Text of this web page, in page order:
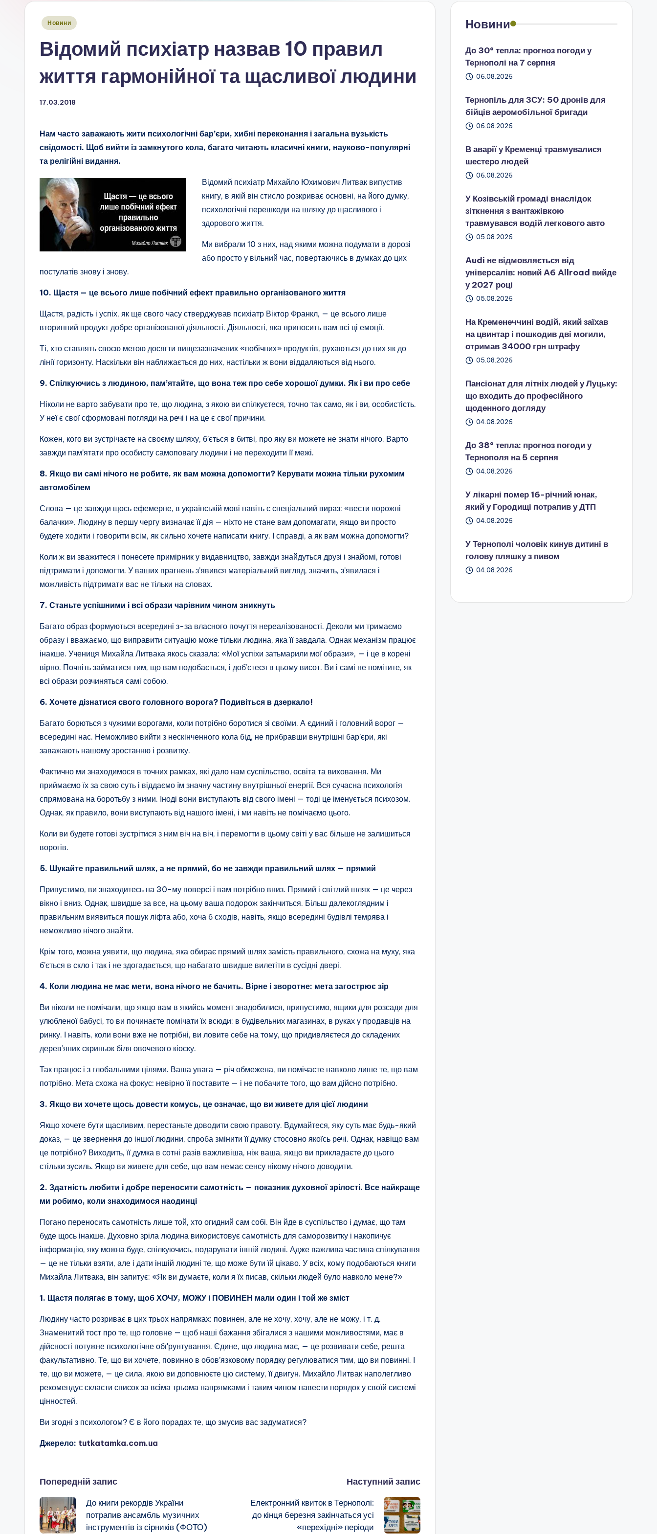
Опубліковано
Новини
Відомий психіатр назвав 10 правил
життя гармонійної та щасливої людини
17.03.2018
Нам часто заважають жити психологічні бар’єри, хибні переконання і загальна вузькість
свідомості. Щоб вийти із замкнутого кола, багато читають класичні книги, науково-популярні
та релігійні видання.
Відомий психіатр Михайло Юхимович Литвак випустив
книгу, в якій він стисло розкриває основні, на його думку,
психологічні перешкоди на шляху до щасливого і
здорового життя.
Ми вибрали 10 з них, над якими можна подумати в дорозі
або просто у вільний час, повертаючись в думках до цих
постулатів знову і знову.
10. Щастя — це всього лише побічний ефект правильно організованого життя
Щастя, радість і успіх, як ще свого часу стверджував психіатр Віктор Франкл, — це всього лише
вторинний продукт добре організованої діяльності. Діяльності, яка приносить вам всі ці емоції.
Ті, хто ставлять своєю метою досягти вищезазначених «побічних» продуктів, рухаються до них як до
лінії горизонту. Наскільки він наближається до них, настільки ж вони віддаляються від нього.
9. Спілкуючись з людиною, пам’ятайте, що вона теж про себе хорошої думки. Як і ви про себе
Ніколи не варто забувати про те, що людина, з якою ви спілкуєтеся, точно так само, як і ви, особистість.
У неї є свої сформовані погляди на речі і на це є свої причини.
Кожен, кого ви зустрічаєте на своєму шляху, б’ється в битві, про яку ви можете не знати нічого. Варто
завжди пам’ятати про особисту самоповагу людини і не переходити її межі.
8. Якщо ви самі нічого не робите, як вам можна допомогти? Керувати можна тільки рухомим
автомобілем
Слова — це завжди щось ефемерне, в українській мові навіть є спеціальний вираз: «вести порожні
балачки». Людину в першу чергу визначає її дія — ніхто не стане вам допомагати, якщо ви просто
будете ходити і говорити всім, як сильно хочете написати книгу. І справді, а як вам можна допомогти?
Коли ж ви зважитеся і понесете примірник у видавництво, завжди знайдуться друзі і знайомі, готові
підтримати і допомогти. У ваших прагнень з’явився матеріальний вигляд, значить, з’явилася і
можливість підтримати вас не тільки на словах.
7. Станьте успішними і всі образи чарівним чином зникнуть
Багато образ формуються всередині з-за власного почуття нереалізованості. Деколи ми тримаємо
образу і вважаємо, що виправити ситуацію може тільки людина, яка її завдала. Однак механізм працює
інакше. Учениця Михайла Литвака якось сказала: «Мої успіхи затьмарили мої образи», — і це в корені
вірно. Почніть займатися тим, що вам подобається, і доб’єтеся в цьому висот. Ви і самі не помітите, як
всі образи розчиняться самі собою.
6. Хочете дізнатися свого головного ворога? Подивіться в дзеркало!
Багато борються з чужими ворогами, коли потрібно боротися зі своїми. А єдиний і головний ворог —
всередині нас. Неможливо вийти з нескінченного кола бід, не прибравши внутрішні бар’єри, які
заважають нашому зростанню і розвитку.
Фактично ми знаходимося в точних рамках, які дало нам суспільство, освіта та виховання. Ми
приймаємо їх за свою суть і віддаємо їм значну частину внутрішньої енергії. Вся сучасна психологія
спрямована на боротьбу з ними. Іноді вони виступають від свого імені — тоді це іменується психозом.
Однак, як правило, вони виступають від нашого імені, і ми навіть не помічаємо цього.
Коли ви будете готові зустрітися з ним віч на віч, і перемогти в цьому світі у вас більше не залишиться
ворогів.
5. Шукайте правильний шлях, а не прямий, бо не завжди правильний шлях — прямий
Припустимо, ви знаходитесь на 30-му поверсі і вам потрібно вниз. Прямий і світлий шлях — це через
вікно і вниз. Однак, швидше за все, на цьому ваша подорож закінчиться. Більш далекоглядним і
правильним виявиться пошук ліфта або, хоча б сходів, навіть, якщо всередині будівлі темрява і
неможливо нічого знайти.
Крім того, можна уявити, що людина, яка обирає прямий шлях замість правильного, схожа на муху, яка
б’ється в скло і так і не здогадається, що набагато швидше вилетіти в сусідні двері.
4. Коли людина не має мети, вона нічого не бачить. Вірне і зворотне: мета загострює зір
Ви ніколи не помічали, що якщо вам в якийсь момент знадобилися, припустимо, ящики для розсади для
улюбленої бабусі, то ви починаєте помічати їх всюди: в будівельних магазинах, в руках у продавців на
ринку. І навіть, коли вони вже не потрібні, ви ловите себе на тому, що придивляєтеся до складених
дерев’яних скриньок біля овочевого кіоску.
Так працює і з глобальними цілями. Ваша увага — річ обмежена, ви помічаєте навколо лише те, що вам
потрібно. Мета схожа на фокус: невірно її поставите — і не побачите того, що вам дійсно потрібно.
3. Якщо ви хочете щось довести комусь, це означає, що ви живете для цієї людини
Якщо хочете бути щасливим, перестаньте доводити свою правоту. Вдумайтеся, яку суть має будь-який
доказ, — це звернення до іншої людини, спроба змінити її думку стосовно якоїсь речі. Однак, навіщо вам
це потрібно? Виходить, її думка в сотні разів важливіша, ніж ваша, якщо ви прикладаєте до цього
стільки зусиль. Якщо ви живете для себе, що вам немає сенсу нікому нічого доводити.
2. Здатність любити і добре переносити самотність — показник духовної зрілості. Все найкраще
ми робимо, коли знаходимося наодинці
Погано переносить самотність лише той, хто огидний сам собі. Він йде в суспільство і думає, що там
буде щось інакше. Духовно зріла людина використовує самотність для саморозвитку і накопичує
інформацію, яку можна буде, спілкуючись, подарувати іншій людині. Адже важлива частина спілкування
— це не тільки взяти, але і дати іншій людині те, що може бути їй цікаво. У всіх, кому подобаються книги
Михайла Литвака, він запитує: «Як ви думаєте, коли я їх писав, скільки людей було навколо мене?»
1. Щастя полягає в тому, щоб ХОЧУ, МОЖУ і ПОВИНЕН мали один і той же зміст
Людину часто розриває в цих трьох напрямках: повинен, але не хочу, хочу, але не можу, і т. д.
Знаменитий тост про те, що головне — щоб наші бажання збігалися з нашими можливостями, має в
дійсності потужне психологічне обґрунтування. Єдине, що людина має, — це розвивати себе, решта
факультативно. Те, що ви хочете, повинно в обов’язковому порядку регулюватися тим, що ви повинні. І
те, що ви можете, — це сила, якою ви доповнюєте цю систему, її двигун. Михайло Литвак наполегливо
рекомендує скласти список за всіма трьома напрямками і таким чином навести порядок у своїй системі
цінностей.
Ви згодні з психологом? Є в його порадах те, що змусив вас задуматися?
Джерело: tutkatamka.com.ua
Навігація
по
Попередній запис
До книги рекордів України
потрапив ансамбль музичних
інструментів із сірників (ФОТО)
Наступний запис
Електронний квиток в Тернополі:
до кінця березня закінчаться усі
«перехідні» періоди
Новини
До 30° тепла: прогноз погоди у
Тернополі на 7 серпня
06.08.2026
Тернопіль для ЗСУ: 50 дронів для
бійців аеромобільної бригади
06.08.2026
В аварії у Кременці травмувалися
шестеро людей
06.08.2026
У Козівській громаді внаслідок
зіткнення з вантажівкою
травмувався водій легкового авто
05.08.2026
Audi не відмовляється від
універсалів: новий A6 Allroad вийде
у 2027 році
05.08.2026
На Кременеччині водій, який заїхав
на цвинтар і пошкодив дві могили,
отримав 34000 грн штрафу
05.08.2026
Пансіонат для літніх людей у Луцьку:
що входить до професійного
щоденного догляду
04.08.2026
До 38° тепла: прогноз погоди у
Тернополя на 5 серпня
04.08.2026
У лікарні помер 16-річний юнак,
який у Городищі потрапив у ДТП
04.08.2026
У Тернополі чоловік кинув дитині в
голову пляшку з пивом
04.08.2026